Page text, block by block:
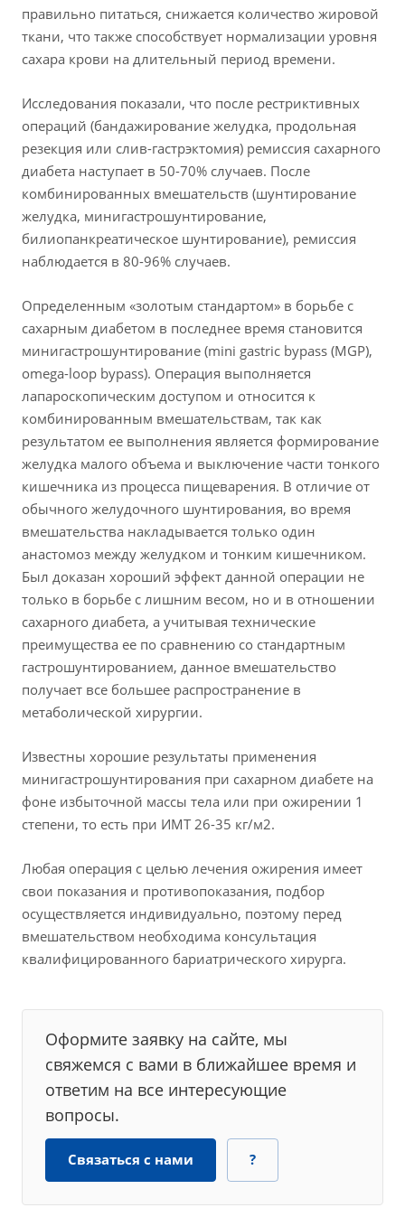
правильно питаться, снижается количество жировой
ткани, что также способствует нормализации уровня
сахара крови на длительный период времени.
Исследования показали, что после рестриктивных
операций (бандажирование желудка, продольная
резекция или слив-гастрэктомия) ремиссия сахарного
диабета наступает в 50-70% случаев. После
комбинированных вмешательств (шунтирование
желудка, минигастрошунтирование,
билиопанкреатическое шунтирование), ремиссия
наблюдается в 80-96% случаев.
Определенным «золотым стандартом» в борьбе с
сахарным диабетом в последнее время становится
минигастрошунтирование (mini gastric bypass (MGP),
omega-loop bypass). Операция выполняется
лапароскопическим доступом и относится к
комбинированным вмешательствам, так как
результатом ее выполнения является формирование
желудка малого объема и выключение части тонкого
кишечника из процесса пищеварения. В отличие от
обычного желудочного шунтирования, во время
вмешательства накладывается только один
анастомоз между желудком и тонким кишечником.
Был доказан хороший эффект данной операции не
только в борьбе с лишним весом, но и в отношении
сахарного диабета, а учитывая технические
преимущества ее по сравнению со стандартным
гастрошунтированием, данное вмешательство
получает все большее распространение в
метаболической хирургии.
Известны хорошие результаты применения
минигастрошунтирования при сахарном диабете на
фоне избыточной массы тела или при ожирении 1
степени, то есть при ИМТ 26-35 кг/м2.
Любая операция с целью лечения ожирения имеет
свои показания и противопоказания, подбор
осуществляется индивидуально, поэтому перед
вмешательством необходима консультация
квалифицированного бариатрического хирурга.
Оформите заявку на сайте, мы
свяжемся с вами в ближайшее время и
ответим на все интересующие
вопросы.
Связаться с нами ?